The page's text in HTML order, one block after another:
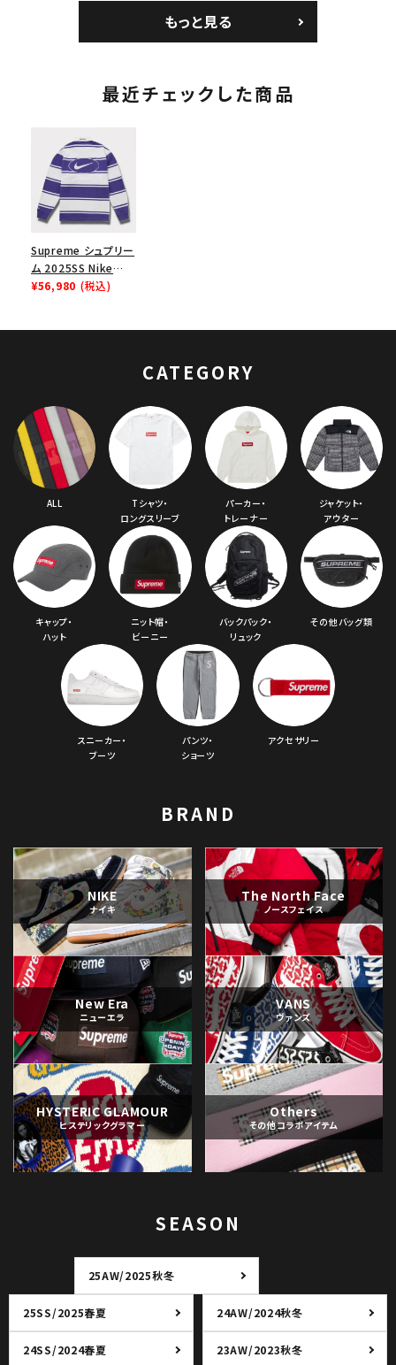
もっと見る
最近チェックした商品
Supreme シュプリー
ム 2025SS Nike
Stripe Rugby ナイ
¥56,980 (税込)
CATEGORY
ALL
Tシャツ・
ロングスリーブ
パーカー・
トレーナー
ジャケット・
アウター
キャップ・
ハット
ニット帽・
ビーニー
バックパック・
リュック
その他バッグ類
スニーカー・
ブーツ
パンツ・
ショーツ
アクセサリー
BRAND
NIKE
ナイキ
The North Face
ノースフェイス
New Era
ニューエラ
VANS
ヴァンズ
HYSTERIC GLAMOUR
ヒステリックグラマー
Others
その他コラボアイテム
SEASON
25AW/2025秋冬
25SS/2025春夏 24AW/2024秋冬
24SS/2024春夏 23AW/2023秋冬